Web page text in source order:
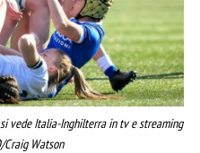
vede Italia-Inghilterra in tv e streaming
Craig Watson